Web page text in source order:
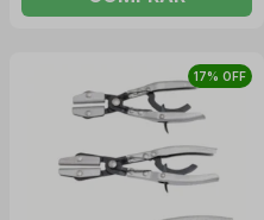
17% OFF